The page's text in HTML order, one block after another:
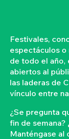
Festivales,
espectáculos
de todo el año,
abiertos al
las laderas de
vínculo entre
¿Se pregunta
fin de semana?
Manténgase al